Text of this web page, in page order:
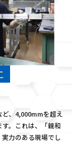
、4,000mmを超え
。これは、「親和
力のある現場でし